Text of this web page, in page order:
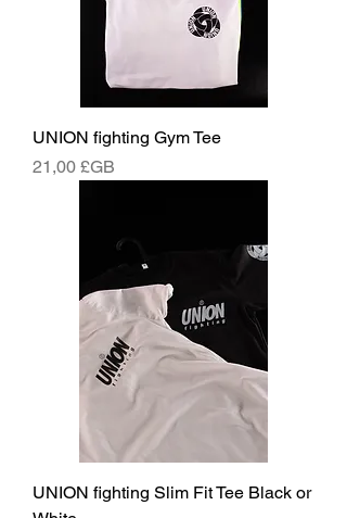
UNION fighting Gym Tee
Prix
21,00 £GB
UNION fighting Slim Fit Tee Black or